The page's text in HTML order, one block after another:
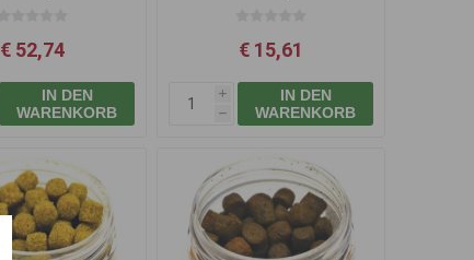
€ 52,74
IN DEN
WARENKORB
€ 15,61
i
h
IN DEN
WARENKORB